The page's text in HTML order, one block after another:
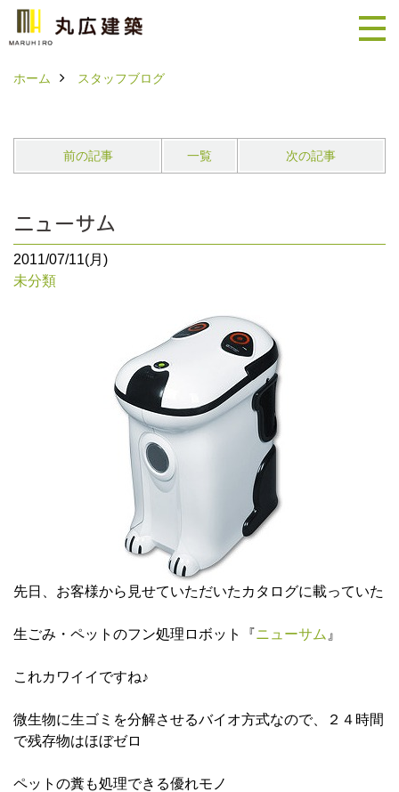
ホーム スタッフブログ
前の記事 一覧 次の記事
ニューサム
2011/07/11(月)
未分類
先日、お客様から見せていただいたカタログに載っていた
生ごみ・ペットのフン処理ロボット『ニューサム 』
これカワイイですね♪
微生物に生ゴミを分解させるバイオ方式なので、２４時間
で残存物はほぼゼロ
ペットの糞も処理できる優れモノ